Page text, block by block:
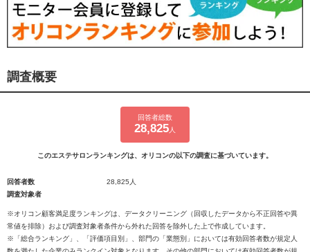
調査概要
回答者総数
28,825 人
このエステサロンランキングは、オリコンの以下の調査に基づいています。
回答者数
28,825人
調査対象者
※オリコン顧客満足度ランキングは、データクリーニング（回収したデータから不正回答や異
常値を排除）および調査対象者条件から外れた回答を除外した上で作成しています。
※「総合ランキング」、「評価項目別」、部門の「業態別」においては有効回答者数が規定人